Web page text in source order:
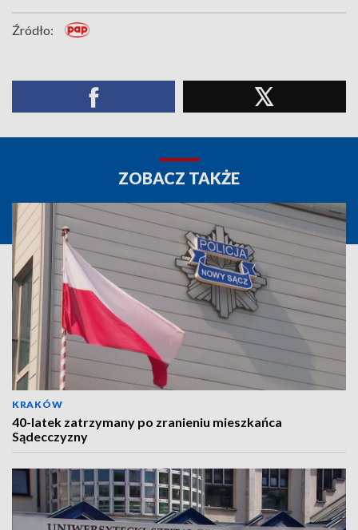
Źródło:
ZOBACZ TAKŻE
KRAKÓW
40-latek zatrzymany po zranieniu mieszkańca
Sądecczyzny